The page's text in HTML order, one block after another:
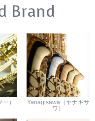
Brand
）
Yanagisawa（ヤナギサ
ワ）